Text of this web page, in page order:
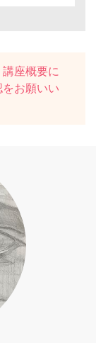
講座概要に
お願いい